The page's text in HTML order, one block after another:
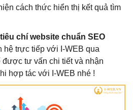
cách thức hiển thị kết quả tìm
tiêu chí website chuẩn SEO
hệ trực tiếp với I-WEB qua
được tư vấn chi tiết và nhận
hợp tác với I-WEB nhé !